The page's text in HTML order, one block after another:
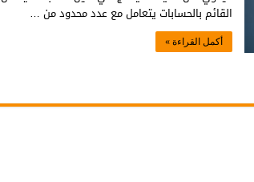
القائم بالحسابات يتعامل مع عدد محدود من …
أكمل القراءة »